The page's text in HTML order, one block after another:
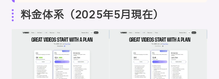
料金体系（2025年5月現在）